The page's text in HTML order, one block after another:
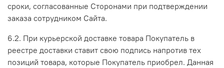
сроки, согласованные Сторонами при подтверждении
заказа сотрудником Сайта.
6.2. При курьерской доставке товара Покупатель в
реестре доставки ставит свою подпись напротив тех
позиций товара, которые Покупатель приобрел. Данная